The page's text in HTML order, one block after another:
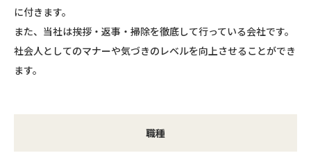
に付きます。
また、当社は挨拶・返事・掃除を徹底して行っている会社です。
社会人としてのマナーや気づきのレベルを向上させることができ
ます。
職種